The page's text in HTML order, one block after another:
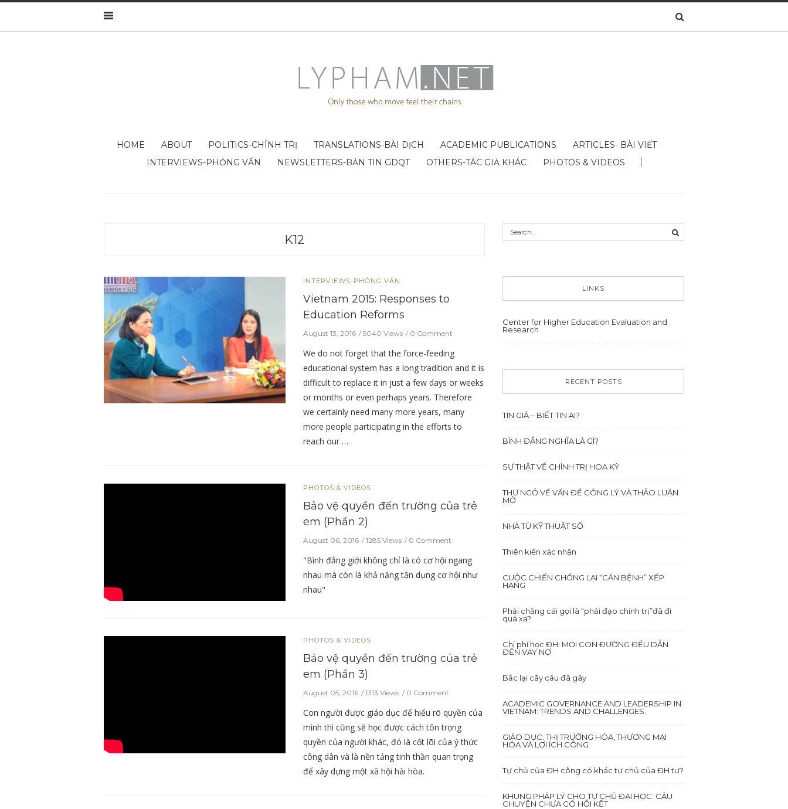
HOME ABOUT POLITICS-CHÍNH TRỊ TRANSLATIONS-BÀI DỊCH ACADEMIC PUBLICATIONS
ARTICLES- BÀI VIẾT
INTERVIEWS-PHỎNG VẤN
NEWSLETTERS-BẢN TIN GDQT OTHERS-TÁC GIẢ KHÁC PHOTOS & VIDEOS
K12
INTERVIEWS-PHỎNG VẤN
Vietnam 2015: Responses to
Education Reforms
August 13, 2016 5040 Views 0 Comment
We do not forget that the force-feeding
educational system has a long tradition and it is
difficult to replace it in just a few days or weeks
or months or even perhaps years. Therefore
we certainly need many more years, many
more people participating in the efforts to
reach our …
PHOTOS & VIDEOS
Bảo vệ quyền đến trường của trẻ
em (Phần 2)
August 06, 2016 1285 Views 0 Comment
"Bình đẳng giới không chỉ là có cơ hội ngang
nhau mà còn là khả năng tận dụng cơ hội như
nhau"
PHOTOS & VIDEOS
Bảo vệ quyền đến trường của trẻ
em (Phần 3)
August 05, 2016 1313 Views 0 Comment
Con người được giáo dục để hiểu rõ quyền của
mình thì cũng sẽ học được cách tôn trọng
quyền của người khác, đó là cốt lõi của ý thức
công dân và là nền tảng tinh thần quan trọng
để xây dựng một xã hội hài hòa.
LINKS
Center for Higher Education Evaluation and
Research
RECENT POSTS
TIN GIẢ – BIẾT TIN AI?
BÌNH ĐẲNG NGHĨA LÀ GÌ?
SỰ THẬT VỀ CHÍNH TRỊ HOA KỲ
THƯ NGỎ VỀ VẤN ĐỀ CÔNG LÝ VÀ THẢO LUẬN
MỞ
NHÀ TÙ KỸ THUẬT SỐ
Thiên kiến xác nhận
CUỘC CHIẾN CHỐNG LẠI “CĂN BỆNH” XẾP
HẠNG
Phải chăng cái gọi là “phải đạo chính trị”đã đi
quá xa?
Chi phí học ĐH: MỌI CON ĐƯỜNG ĐỀU DẪN
ĐẾN VAY NỢ
Bắc lại cây cầu đã gãy
ACADEMIC GOVERNANCE AND LEADERSHIP IN
VIETNAM: TRENDS AND CHALLENGES.
GIÁO DỤC: THỊ TRƯỜNG HÓA, THƯƠNG MẠI
HÓA VÀ LỢI ÍCH CÔNG
Tự chủ của ĐH công có khác tự chủ của ĐH tư?
KHUNG PHÁP LÝ CHO TỰ CHỦ ĐẠI HỌC: CÂU
CHUYỆN CHƯA CÓ HỒI KẾT